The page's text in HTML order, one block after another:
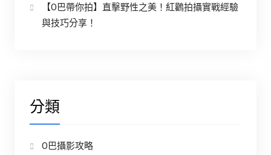
【O巴帶你拍】直擊野性之美！紅鸛拍攝實戰經驗
與技巧分享！
分類
O巴攝影攻略